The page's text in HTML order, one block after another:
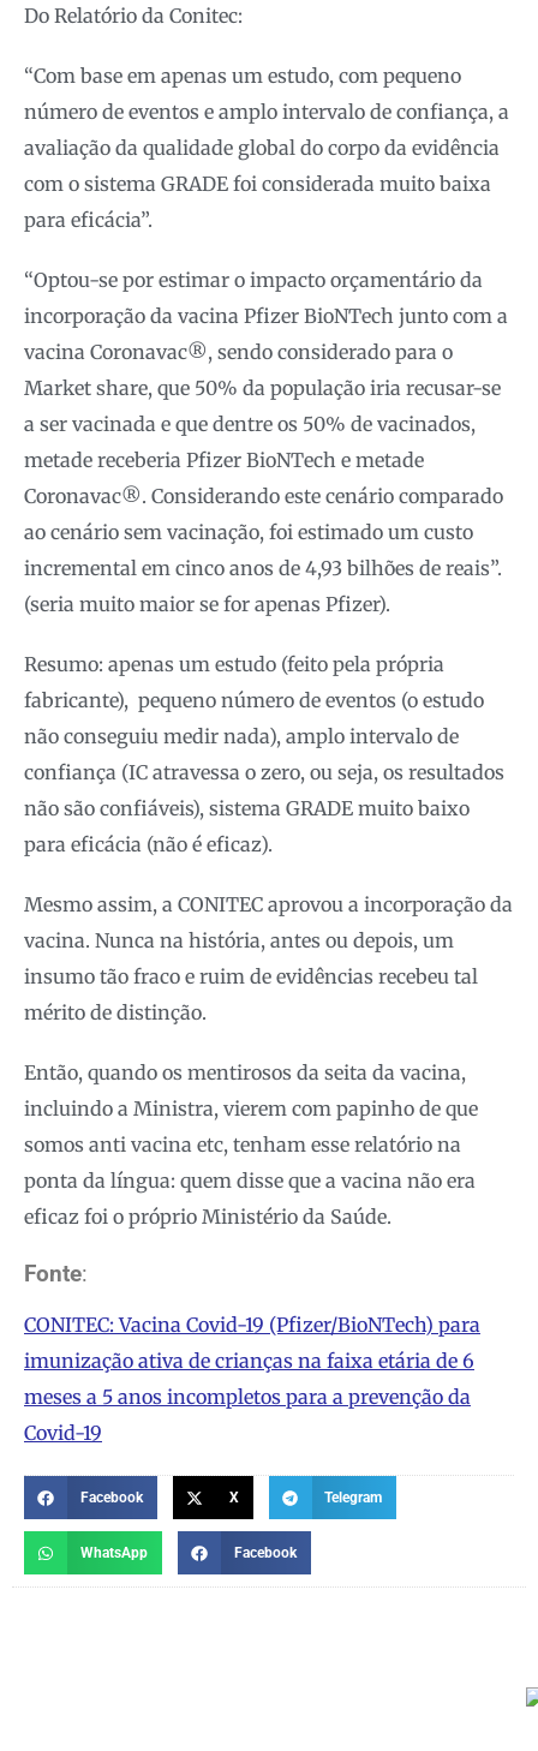
Do Relatório da Conitec:
“Com base em apenas um estudo, com pequeno
número de eventos e amplo intervalo de confiança, a
avaliação da qualidade global do corpo da evidência
com o sistema GRADE foi considerada muito baixa
para eficácia”.
“Optou-se por estimar o impacto orçamentário da
incorporação da vacina Pfizer BioNTech junto com a
vacina Coronavac®️, sendo considerado para o
Market share, que 50% da população iria recusar-se
a ser vacinada e que dentre os 50% de vacinados,
metade receberia Pfizer BioNTech e metade
Coronavac®️. Considerando este cenário comparado
ao cenário sem vacinação, foi estimado um custo
incremental em cinco anos de 4,93 bilhões de reais”.
(seria muito maior se for apenas Pfizer).
Resumo: apenas um estudo (feito pela própria
fabricante), pequeno número de eventos (o estudo
não conseguiu medir nada), amplo intervalo de
confiança (IC atravessa o zero, ou seja, os resultados
não são confiáveis), sistema GRADE muito baixo
para eficácia (não é eficaz).
Mesmo assim, a CONITEC aprovou a incorporação da
vacina. Nunca na história, antes ou depois, um
insumo tão fraco e ruim de evidências recebeu tal
mérito de distinção.
Então, quando os mentirosos da seita da vacina,
incluindo a Ministra, vierem com papinho de que
somos anti vacina etc, tenham esse relatório na
ponta da língua: quem disse que a vacina não era
eficaz foi o próprio Ministério da Saúde.
Fonte:
CONITEC: Vacina Covid-19 (Pfizer/BioNTech) para
imunização ativa de crianças na faixa etária de 6
meses a 5 anos incompletos para a prevenção da
Covid-19
Facebook X Telegram
WhatsApp Facebook